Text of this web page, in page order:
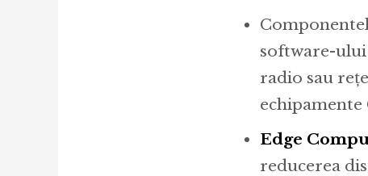
software-
radio sau
echipamente
Edge
reducerea